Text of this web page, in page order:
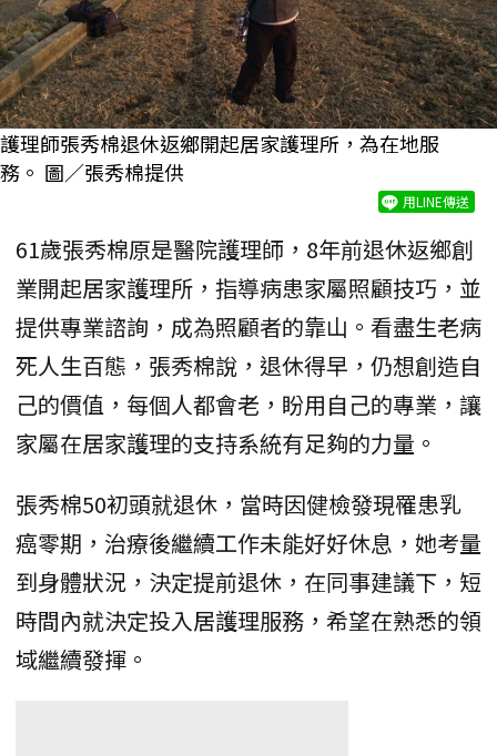
護理師張秀棉退休返鄉開起居家護理所，為在地服
務。 圖／張秀棉提供
用LINE傳送
61歲張秀棉原是醫院護理師，8年前退休返鄉創
業開起居家護理所，指導病患家屬照顧技巧，並
提供專業諮詢，成為照顧者的靠山。看盡生老病
死人生百態，張秀棉說，退休得早，仍想創造自
己的價值，每個人都會老，盼用自己的專業，讓
家屬在居家護理的支持系統有足夠的力量。
張秀棉50初頭就退休，當時因健檢發現罹患乳
癌零期，治療後繼續工作未能好好休息，她考量
到身體狀況，決定提前退休，在同事建議下，短
時間內就決定投入居護理服務，希望在熟悉的領
域繼續發揮。